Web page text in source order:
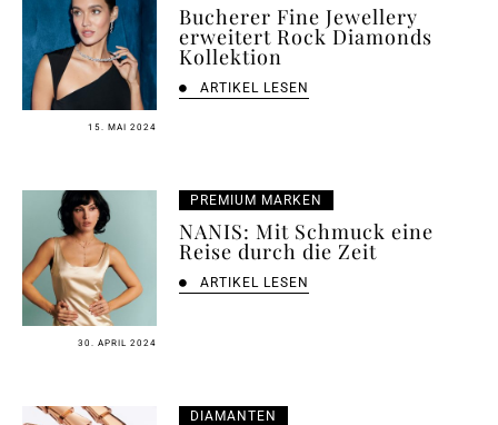
15. MAI 2024
Bucherer Fine Jewellery
erweitert Rock Diamonds
Kollektion
ARTIKEL LESEN
30. APRIL 2024
PREMIUM MARKEN
NANIS: Mit Schmuck eine
Reise durch die Zeit
ARTIKEL LESEN
DIAMANTEN